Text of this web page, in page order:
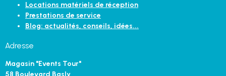
Locations matériels de réception
Prestations de service
Blog: actualités, conseils, idées...
Adresse
Magasin "Events Tour"